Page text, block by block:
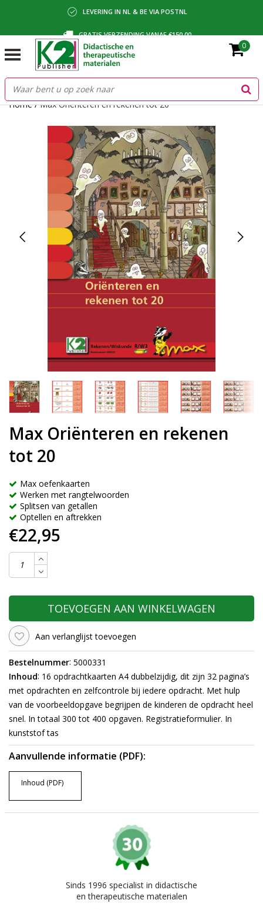
LEVERING IN NL & BE VIA POSTNL
GRATIS VERZENDING VANAF €150,00
BETALING VIA IDEAL, BANCONTACT OF FACTUUR
0
Home/Max Oriënteren en rekenen tot 20
Max Oriënteren en rekenen
tot 20
Max oefenkaarten
Werken met rangtelwoorden
Splitsen van getallen
Optellen en aftrekken
€22,95
TOEVOEGEN AAN WINKELWAGEN
Aan verlanglijst toevoegen
Bestelnummer: 5000331
Inhoud: 16 opdrachtkaarten A4 dubbelzijdig, dit zijn 32 pagina’s
met opdrachten en zelfcontrole bij iedere opdracht. Met hulp
van de voorbeeldopgave begrijpen de kinderen de opdracht heel
snel. In totaal 300 tot 400 opgaven. Registratieformulier. In
kunststof tas
Aanvullende informatie (PDF):
Inhoud (PDF)
Sinds 1996 specialist in didactische
en therapeutische materialen